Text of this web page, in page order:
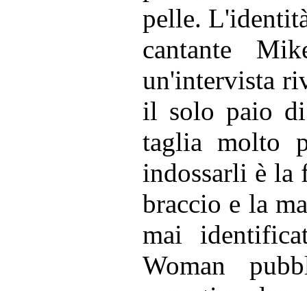
pelle.
cantante
un'intervista
il solo paio
taglia molto
indossarli è la
braccio e la
mai
Woman